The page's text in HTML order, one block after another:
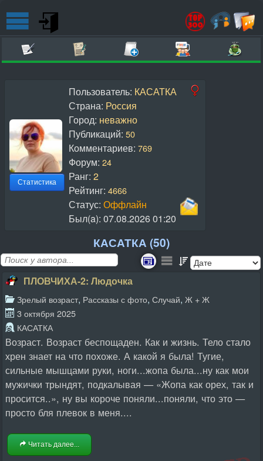
Статистика
Пользователь: КАСАТКА
Страна: Россия
Город: неважно
Публикаций: 50
Комментариев: 769
Форум: 24
Ранг: 2
Рейтинг: 4666
Статус: Оффлайн
Был(a): 07.08.2026 01:20
КАСАТКА (50)
ПЛОВЧИХА-2: Людочка
Зрелый возраст, Рассказы с фото, Случай, Ж + Ж
3 октября 2025
КАСАТКА
Возраст. Возраст беспощаден. Как и жизнь. Тело стало
хрен знает на что похоже. А какой я была! Тугие,
сильные мышцами руки, ноги...жопа была...ну как мои
мужички трындят, подкалывая — «Жопа как орех, так и
просится..», ну вы короче поняли...поняли, что это —
просто бля плевок в меня....
Читать далее...